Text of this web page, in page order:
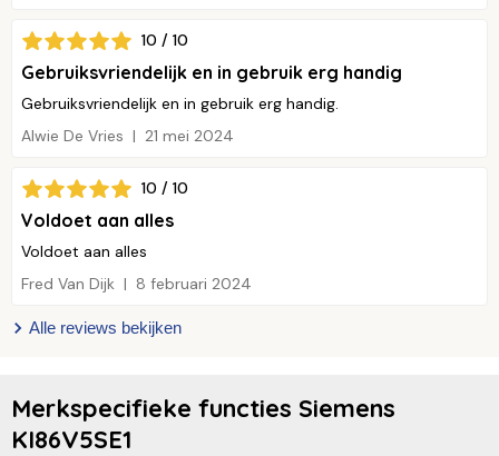
10 / 10
Gebruiksvriendelijk en in gebruik erg handig
Gebruiksvriendelijk en in gebruik erg handig.
Alwie De Vries
21 mei 2024
10 / 10
Voldoet aan alles
Voldoet aan alles
Fred Van Dijk
8 februari 2024
Alle reviews bekijken
Merkspecifieke functies Siemens
KI86V5SE1